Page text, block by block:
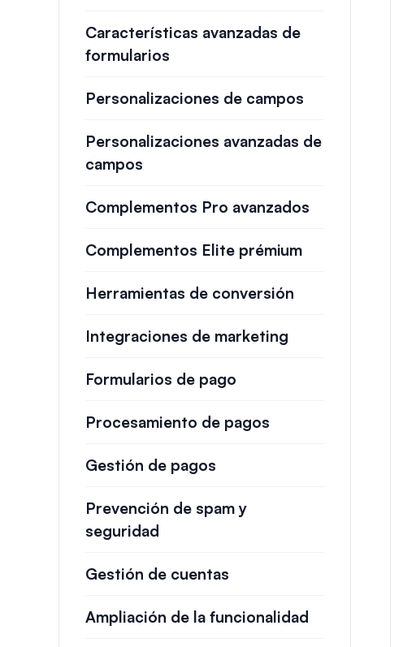
Características avanzadas de
formularios
Personalizaciones de campos
Personalizaciones avanzadas de
campos
Complementos Pro avanzados
Complementos Elite prémium
Herramientas de conversión
Integraciones de marketing
Formularios de pago
Procesamiento de pagos
Gestión de pagos
Prevención de spam y
seguridad
Gestión de cuentas
Ampliación de la funcionalidad